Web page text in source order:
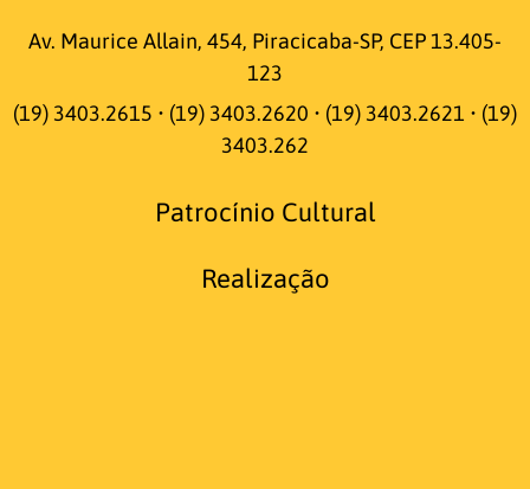
Av. Maurice Allain, 454, Piracicaba-SP, CEP 13.405-
123
(19) 3403.2615 • (19) 3403.2620 • (19) 3403.2621 • (19)
3403.262
Patrocínio Cultural
Realização